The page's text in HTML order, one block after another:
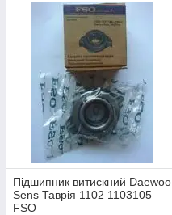
Підшипник витискний Daewoo
Sens Таврія 1102 1103105
FSO